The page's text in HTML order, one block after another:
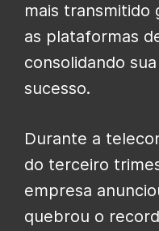
mais transmitido
as plataformas
consolidando
sucesso.
Durante a
do terceiro
empresa
quebrou o